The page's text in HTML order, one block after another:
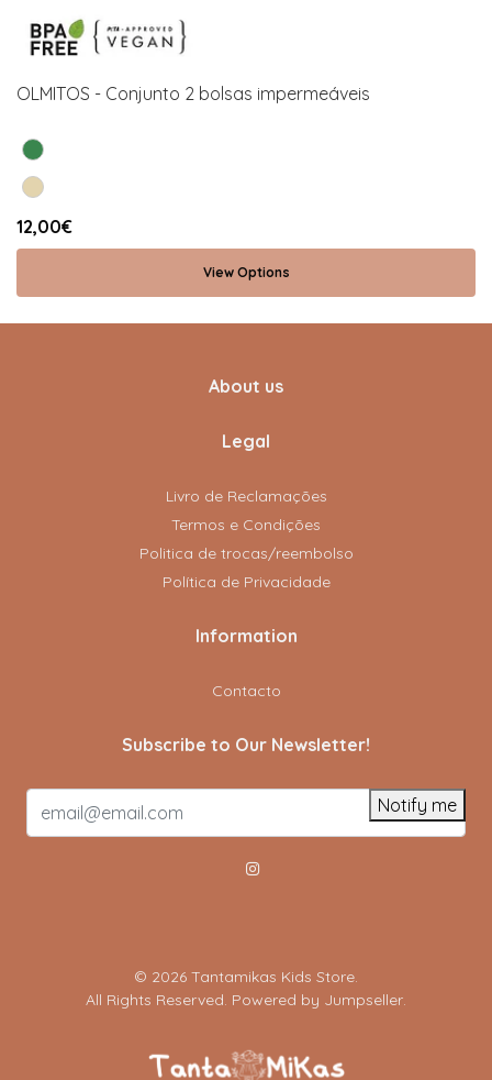
OLMITOS - Conjunto 2 bolsas impermeáveis
12,00€
View Options
About us
Legal
Livro de Reclamações
Termos e Condições
Politica de trocas/reembolso
Política de Privacidade
Information
Contacto
Subscribe to Our Newsletter!
Notify me
© 2026 Tantamikas Kids Store.
All Rights Reserved. Powered by Jumpseller.